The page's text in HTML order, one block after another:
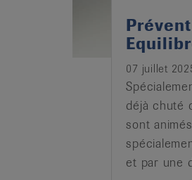
07 juillet
déjà chuté
sont
et par une